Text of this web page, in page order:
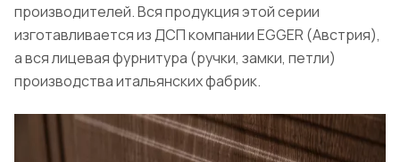
производителей. Вся продукция этой серии
изготавливается из ДСП компании EGGER (Австрия),
а вся лицевая фурнитура (ручки, замки, петли)
производства итальянских фабрик.